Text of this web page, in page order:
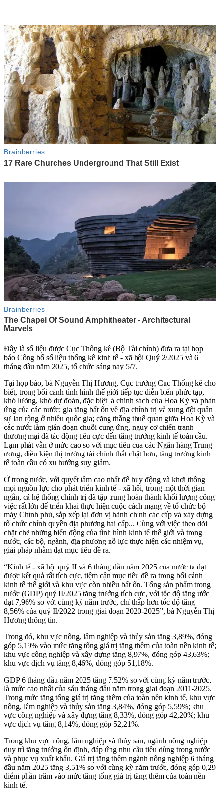
Đây là số liệu được Cục Thống kê (Bộ Tài chính) đưa ra tại họp
báo Công bố số liệu thống kê kinh tế - xã hội Quý 2/2025 và 6
tháng đầu năm 2025, tổ chức sáng nay 5/7.
Tại họp báo, bà Nguyễn Thị Hương, Cục trưởng Cục Thống kê cho
biết, trong bối cảnh tình hình thế giới tiếp tục diễn biến phức tạp,
khó lường, khó dự đoán, đặc biệt là chính sách của Hoa Kỳ và phản
ứng của các nước; gia tăng bất ổn về địa chính trị và xung đột quân
sự lan rộng ở nhiều quốc gia; căng thẳng thuế quan giữa Hoa Kỳ và
các nước làm gián đoạn chuỗi cung ứng, nguy cơ chiến tranh
thương mại đã tác động tiêu cực đến tăng trưởng kinh tế toàn cầu.
Lạm phát vẫn ở mức cao so với mục tiêu của các Ngân hàng Trung
ương, điều kiện thị trường tài chính thắt chặt hơn, tăng trưởng kinh
tế toàn cầu có xu hướng suy giảm.
Ở trong nước, với quyết tâm cao nhất để huy động và khơi thông
mọi nguồn lực cho phát triển kinh tế - xã hội, trong một thời gian
ngắn, cả hệ thống chính trị đã tập trung hoàn thành khối lượng công
việc rất lớn để triển khai thực hiện cuộc cách mạng về tổ chức bộ
máy Chính phủ, sắp xếp lại đơn vị hành chính các cấp và xây dựng
tổ chức chính quyền địa phương hai cấp... Cùng với việc theo dõi
chặt chẽ những biến động của tình hình kinh tế thế giới và trong
nước, các bộ, ngành, địa phương nỗ lực thực hiện các nhiệm vụ,
giải pháp nhằm đạt mục tiêu đề ra.
“Kinh tế - xã hội quý II và 6 tháng đầu năm 2025 của nước ta đạt
được kết quả rất tích cực, tiệm cận mục tiêu đề ra trong bối cảnh
kinh tế thế giới và khu vực còn nhiều bất ổn. Tổng sản phẩm trong
nước (GDP) quý II/2025 tăng trưởng tích cực, với tốc độ tăng ước
đạt 7,96% so với cùng kỳ năm trước, chỉ thấp hơn tốc độ tăng
8,56% củ‌ּa qu‌ּý II/2022 trong giai đoạn 2020-2025”, bà Nguyễn Thị
Hương thông tin.
Trong đó, khu vực nông, lâm nghiệp và thủy sản tăng 3,89%, đóng
góp 5,19% vào mức tăng tổng giá trị tăng thêm của toàn nền kinh tế;
khu vực công nghiệp và xây dựng tăng 8,97%, đóng góp 43,63%;
khu vực dịch vụ tăng 8,46%, đóng góp 51,18%.
GDP 6 tháng đầu năm 2025 tăng 7,52% so với cùng kỳ năm trước,
là mức cao nhất của sáu tháng đầu năm trong giai đoạn 2011-2025.
Trong mức tăng tổng giá trị tăng thêm của toàn nền kinh tế, khu vực
nông, lâm nghiệp và thủy sản tăng 3,84%, đóng góp 5,59%; khu
vực công nghiệp và xây dựng tăng 8,33%, đóng góp 42,20%; khu
vực dịch vụ tăng 8,14%, đóng góp 52,21%.
Trong khu vực nông, lâm nghiệp và thủy sản, ngành nông nghiệp
duy trì tăng trưởng ổn định, đáp ứng nhu cầu tiêu dùng trong nước
và phục vụ xuất khẩu. Giá trị tăng thêm ngành nông nghiệp 6 tháng
đầu năm 2025 tăng 3,51% so với cùng kỳ năm trước, đóng góp 0,29
điểm phần trăm vào mức tăng tổng giá trị tăng thêm của toàn nền
kinh tế.